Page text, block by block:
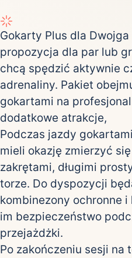
Gokarty Plus dla
propozycja dla par lub
chcą spędzić aktywnie
adrenaliny. Pakiet
gokartami na
dodatkowe atrakcje,
Podczas jazdy
mieli okazję zmierzyć
zakrętami, długimi
torze. Do dyspozycji
kombinezony ochronne
im bezpieczeństwo
przejażdżki.
Po zakończeniu sesji na